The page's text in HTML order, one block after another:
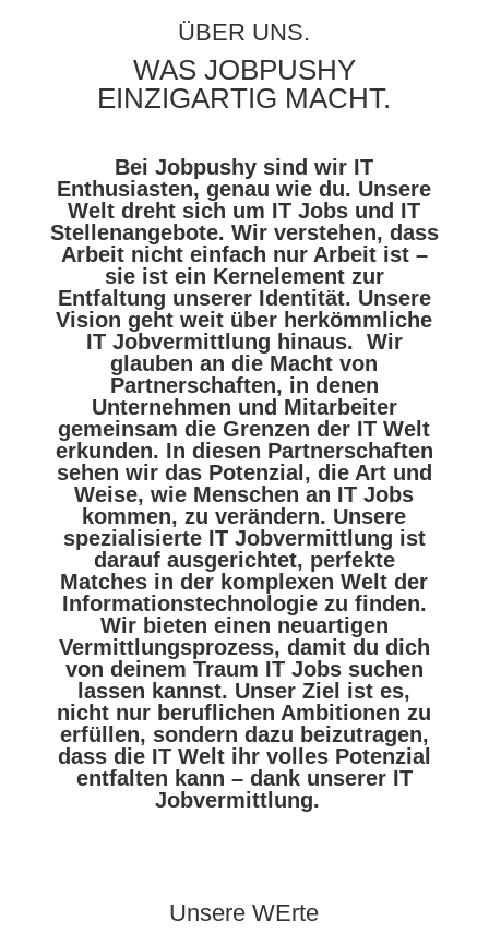
ÜBER UNS.
WAS JOBPUSHY
EINZIGARTIG MACHT.
Bei Jobpushy sind wir IT
Enthusiasten, genau wie du. Unsere
Welt dreht sich um IT Jobs und IT
Stellenangebote. Wir verstehen, dass
Arbeit nicht einfach nur Arbeit ist –
sie ist ein Kernelement zur
Entfaltung unserer Identität. Unsere
Vision geht weit über herkömmliche
IT Jobvermittlung hinaus. Wir
glauben an die Macht von
Partnerschaften, in denen
Unternehmen und Mitarbeiter
gemeinsam die Grenzen der IT Welt
erkunden. In diesen Partnerschaften
sehen wir das Potenzial, die Art und
Weise, wie Menschen an IT Jobs
kommen, zu verändern. Unsere
spezialisierte IT Jobvermittlung ist
darauf ausgerichtet, perfekte
Matches in der komplexen Welt der
Informationstechnologie zu finden.
Wir bieten einen neuartigen
Vermittlungsprozess, damit du dich
von deinem Traum IT Jobs suchen
lassen kannst. Unser Ziel ist es,
nicht nur beruflichen Ambitionen zu
erfüllen, sondern dazu beizutragen,
dass die IT Welt ihr volles Potenzial
entfalten kann – dank unserer IT
Jobvermittlung.
Unsere WErte